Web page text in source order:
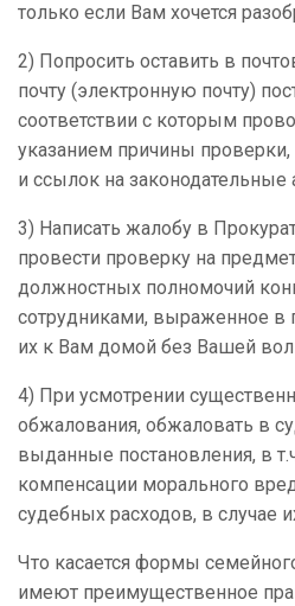
только если Вам хочется
2) Попросить оставить в
почту (электронную почту)
соответствии с которым
указанием причины
и ссылок на законодательные
3) Написать жалобу в
провести проверку на
должностных полномочий
сотрудниками, выраженное в
их к Вам домой без Вашей
4) При усмотрении
обжалования, обжаловать в
выданные постановления, в
компенсации морального
судебных расходов, в случае
Что касается формы
имеют преимущественное